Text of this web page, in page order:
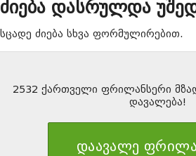
ძიება დასრულდა
სცადე ძიება სხვა ფორმულირებით.
2532 ქართველი ფრილანსერი
დავალება!
დაავალე